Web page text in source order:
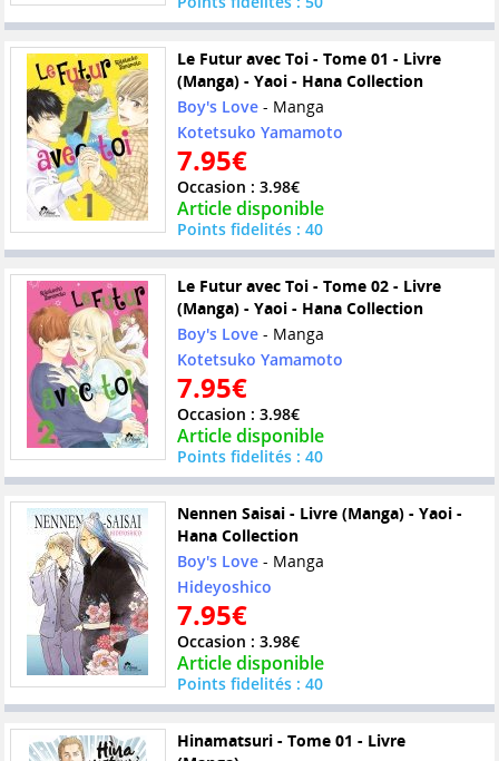
Le Futur avec Toi - Tome 01 - Livre
(Manga) - Yaoi - Hana Collection
Boy's Love- Manga
Kotetsuko Yamamoto
7.95€
Occasion : 3.98€
Article disponible
Points fidelités : 40
Le Futur avec Toi - Tome 02 - Livre
(Manga) - Yaoi - Hana Collection
Boy's Love- Manga
Kotetsuko Yamamoto
7.95€
Occasion : 3.98€
Article disponible
Points fidelités : 40
Nennen Saisai - Livre (Manga) - Yaoi -
Hana Collection
Boy's Love- Manga
Hideyoshico
7.95€
Occasion : 3.98€
Article disponible
Points fidelités : 40
Hinamatsuri - Tome 01 - Livre